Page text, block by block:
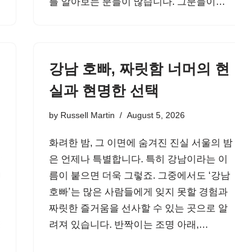
강남 호빠, 짜릿함 너머의 현
실과 현명한 선택
by Russell Martin August 5, 2026
화려한 밤, 그 이면에 숨겨진 진실 서울의 밤
은 언제나 특별합니다. 특히 강남이라는 이
름이 붙으면 더욱 그렇죠. 그중에서도 ‘강남
호빠’는 많은 사람들에게 잊지 못할 경험과
짜릿한 즐거움을 선사할 수 있는 곳으로 알
려져 있습니다. 반짝이는 조명 아래,…